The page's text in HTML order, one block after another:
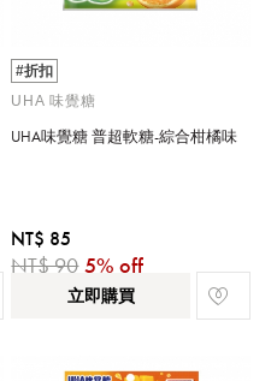
#折扣
UHA 味覺糖
UHA味覺糖 普超軟糖-綜合柑橘味
NT$ 85
NT$ 90 5% off
立即購買